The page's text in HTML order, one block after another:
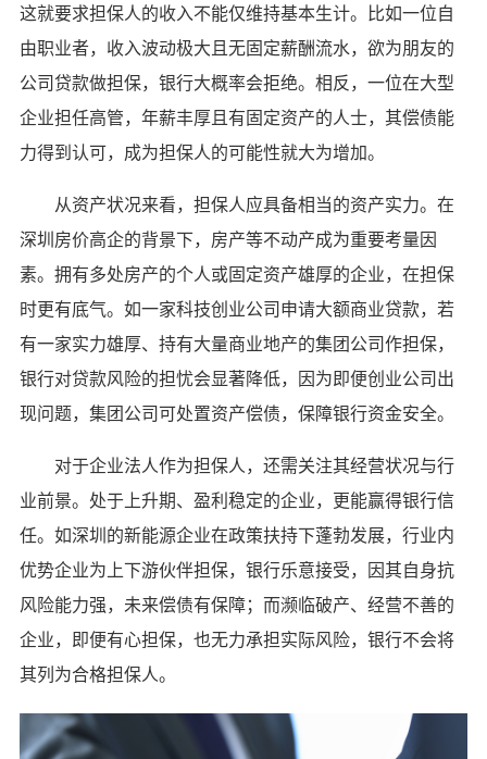
这就要求担保人的收入不能仅维持基本生计。比如一位自
由职业者，收入波动极大且无固定薪酬流水，欲为朋友的
公司贷款做担保，银行大概率会拒绝。相反，一位在大型
企业担任高管，年薪丰厚且有固定资产的人士，其偿债能
力得到认可，成为担保人的可能性就大为增加。
从资产状况来看，担保人应具备相当的资产实力。在
深圳房价高企的背景下，房产等不动产成为重要考量因
素。拥有多处房产的个人或固定资产雄厚的企业，在担保
时更有底气。如一家科技创业公司申请大额商业贷款，若
有一家实力雄厚、持有大量商业地产的集团公司作担保，
银行对贷款风险的担忧会显著降低，因为即便创业公司出
现问题，集团公司可处置资产偿债，保障银行资金安全。
对于企业法人作为担保人，还需关注其经营状况与行
业前景。处于上升期、盈利稳定的企业，更能赢得银行信
任。如深圳的新能源企业在政策扶持下蓬勃发展，行业内
优势企业为上下游伙伴担保，银行乐意接受，因其自身抗
风险能力强，未来偿债有保障；而濒临破产、经营不善的
企业，即便有心担保，也无力承担实际风险，银行不会将
其列为合格担保人。